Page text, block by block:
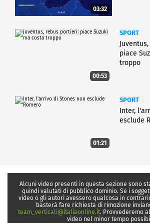
03:32
00:53
SPORT
piace
troppo
01:21
SPORT
Inter,
esclude
Alcuni video presenti in questa sezione sono
quindi valutati di pubblico dominio. Se i
video o gli autori avessero qualcosa in
basterà fare richiesta di rimozione
team_verticali@italiaonline.it. Provvederemo
video nel minor tempo